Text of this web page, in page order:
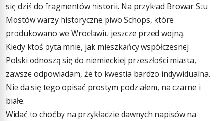
się dziś do fragmentów historii. Na przykład Browar Stu
Mostów warzy historyczne piwo Schöps, które
produkowano we Wrocławiu jeszcze przed wojną.
Kiedy ktoś pyta mnie, jak mieszkańcy współczesnej
Polski odnoszą się do niemieckiej przeszłości miasta,
zawsze odpowiadam, że to kwestia bardzo indywidualna.
Nie da się tego opisać prostym podziałem, na czarne i
białe.
Widać to choćby na przykładzie dawnych napisów na